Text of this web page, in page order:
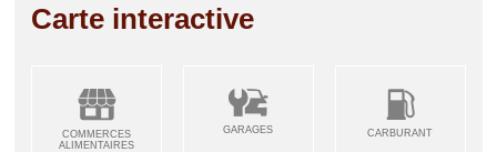
Carte interactive
COMMERCES
ALIMENTAIRES
GARAGES CARBURANT